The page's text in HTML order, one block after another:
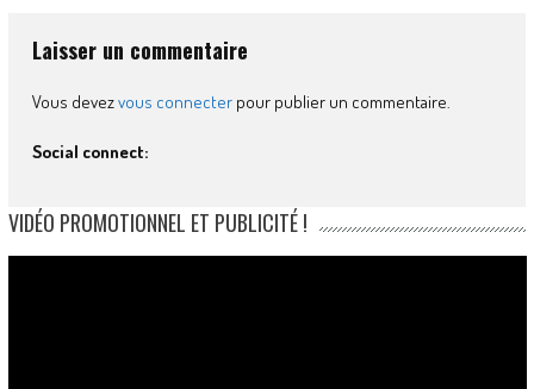
Laisser un commentaire
Vous devezvous connecterpour publier un commentaire.
Social connect:
VIDÉO PROMOTIONNEL ET PUBLICITÉ !